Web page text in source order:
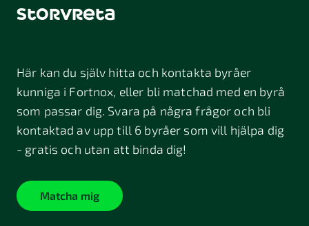
Kontakt
storvreta
Här kan du själv hitta och kontakta byråer
kunniga i Fortnox, eller bli matchad med en byrå
som passar dig. Svara på några frågor och bli
kontaktad av upp till 6 byråer som vill hjälpa dig
- gratis och utan att binda dig!
Matcha mig